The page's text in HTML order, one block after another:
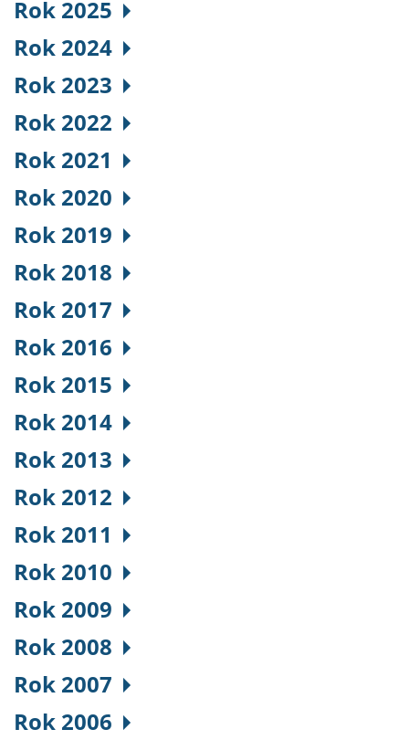
Rok 2025
Rok 2024
Rok 2023
Rok 2022
Rok 2021
Rok 2020
Rok 2019
Rok 2018
Rok 2017
Rok 2016
Rok 2015
Rok 2014
Rok 2013
Rok 2012
Rok 2011
Rok 2010
Rok 2009
Rok 2008
Rok 2007
Rok 2006